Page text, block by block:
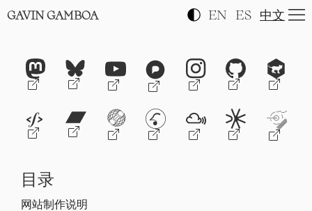
GAVIN GAMBOA EN ES 中文
目录
网站制作说明